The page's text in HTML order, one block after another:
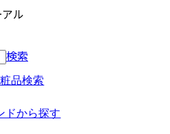
ル
検索
品検索
ドから探す